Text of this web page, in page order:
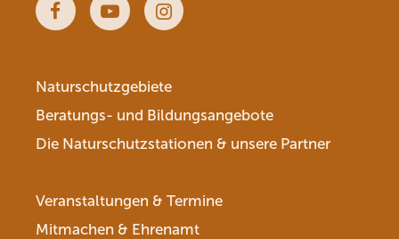
FacebookYoutubeInstagram
Naturschutzgebiete
Beratungs- und Bildungsangebote
Die Naturschutzstationen & unsere Partner
Veranstaltungen & Termine
Mitmachen & Ehrenamt